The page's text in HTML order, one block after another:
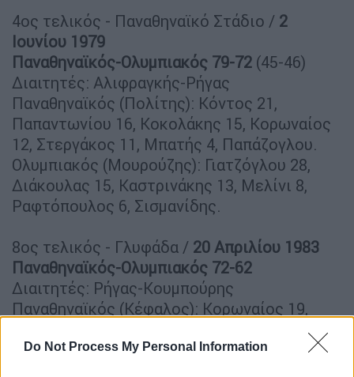
Do Not Process My Personal Information
4ος τελικός - Παναθηναϊκό Στάδιο / 2
Ιουνίου 1979
Παναθηναϊκός-Ολυμπιακός 79-72 (45-46)
Διαιτητές: Αλιφραγκής-Ρήγας
Παναθηναϊκός (Πολίτης): Κόντος 21,
Παπαντωνίου 16, Κοκολάκης 15, Κορωναίος
12, Στεργάκος 11, Μπατής 4, Παπάζογλου.
Ολυμπιακός (Μουρούζης): Γιατζόγλου 28,
Διάκουλας 15, Καστρινάκης 13, Μελίνι 8,
Ραφτόπουλος 6, Σισμανίδης.
8ος τελικός - Γλυφάδα / 20 Απριλίου 1983
Παναθηναϊκός-Ολυμπιακός 72-62
Διαιτητές: Ρήγας-Κουμπούρης
Παναθηναϊκός (Κέφαλος): Κορωναίος 19,
Στεργάκος 13, Ανδρίτσος 12, Κοκολάκης 11,
Κάππος 9, Ιωάννου 8.